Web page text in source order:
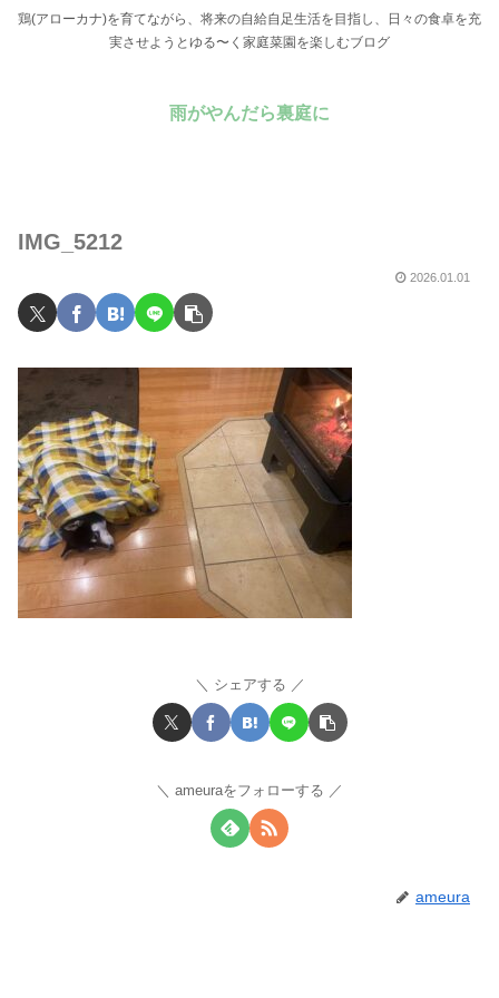
鶏(アローカナ)を育てながら、将来の自給自足生活を目指し、日々の食卓を充
実させようとゆる〜く家庭菜園を楽しむブログ
雨がやんだら裏庭に
IMG_5212
2026.01.01
シェアする
ameuraをフォローする
ameura